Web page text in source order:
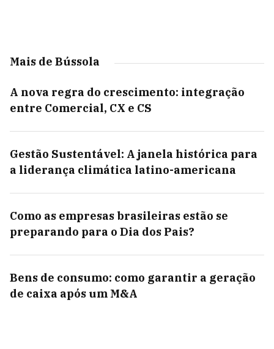
Mais de Bússola
A nova regra do crescimento: integração
entre Comercial, CX e CS
Gestão Sustentável: A janela histórica para
a liderança climática latino-americana
Como as empresas brasileiras estão se
preparando para o Dia dos Pais?
Bens de consumo: como garantir a geração
de caixa após um M&A